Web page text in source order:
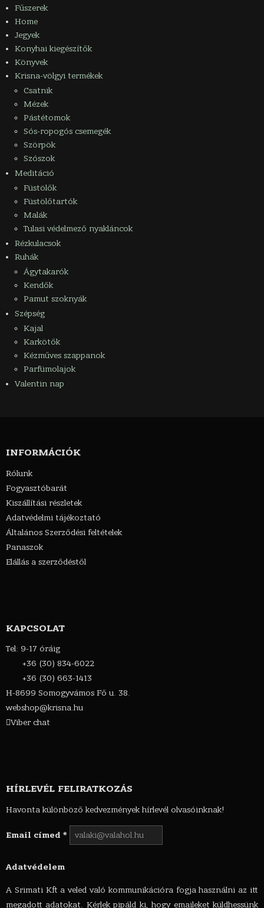
Fűszerek
Home
Jegyek
Konyhai kiegészítők
Könyvek
Krisna-völgyi termékek
Csatnik
Mézek
Pástétomok
Sós-ropogós csemegék
Szörpök
Szószok
Meditáció
Füstölők
Füstölőtartók
Malák
Tulasi védelmező nyakláncok
Rézkulacsok
Ruhák
Ágytakarók
Kendők
Pamut szoknyák
Szépség
Kajal
Karkötők
Kézműves szappanok
Parfümolajok
Valentin nap
INFORMÁCIÓK
Rólunk
Fogyasztóbarát
Kiszállítási részletek
Adatvédelmi tájékoztató
Általános Szerződési feltételek
Panaszok
Elállás a szerződéstől
KAPCSOLAT
Tel: 9-17 óráig
+36 (30) 834-6022
+36 (30) 663-1413
H-8699 Somogyvámos Fő u. 38.
webshop@krisna.hu
Viber chat
HÍRLEVÉL FELIRATKOZÁS
Havonta különböző kedvezmények hírlevél olvasóinknak!
Email címed *
Adatvédelem
A Srimati Kft a veled való kommunikációra fogja használni az itt
megadott adatokat. Kérlek pipáld ki, hogy emaileket küldhessünk